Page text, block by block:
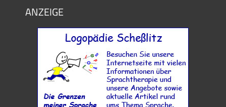
ANZEIGE